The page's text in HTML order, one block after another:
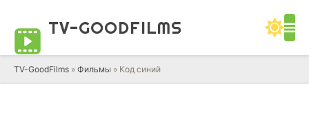
TV-GOODFILMS
TV-GoodFilms » Фильмы » Код синий